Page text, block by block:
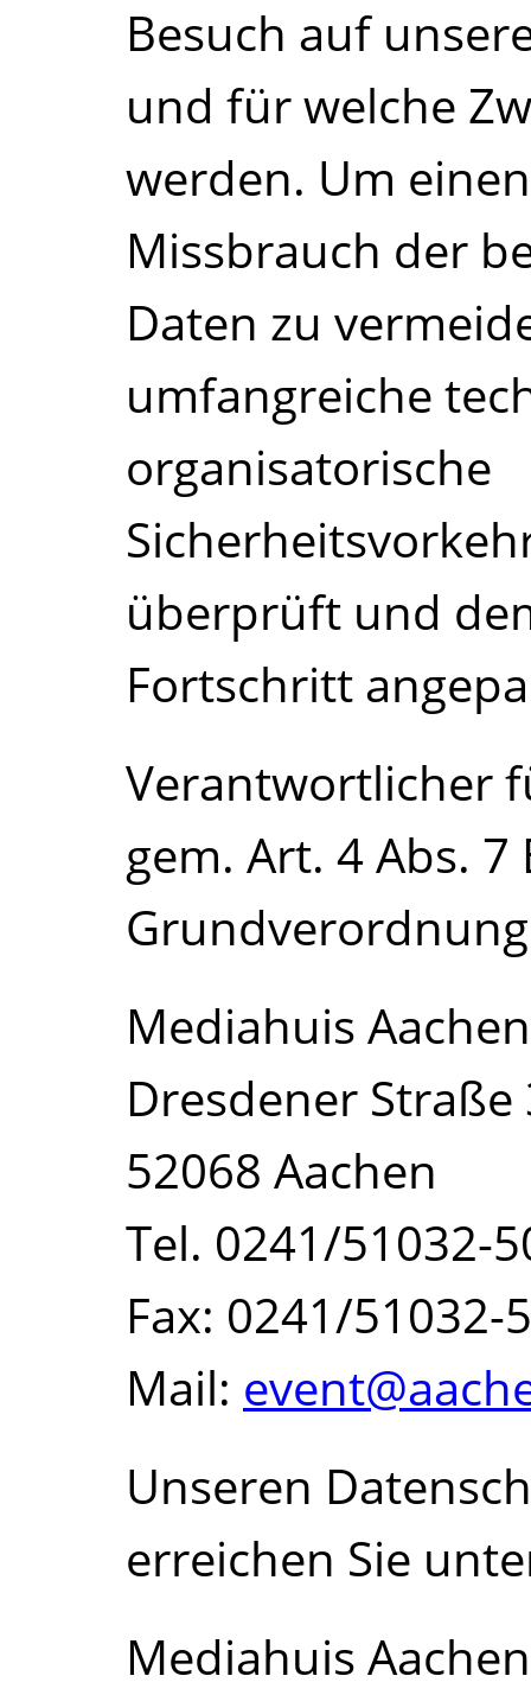
Besuch auf
und für welche
werden. Um
Missbrauch der
Daten zu
umfangreiche
organisatorische
überprüft und
Fortschritt
Verantwortlicher
gem. Art. 4 Abs.
Grundverordnung
Mediahuis
Dresdener Straße
52068 Aachen
Tel. 0241/51032-
Fax: 0241/51032-
Mail:
Unseren
erreichen Sie
Mediahuis